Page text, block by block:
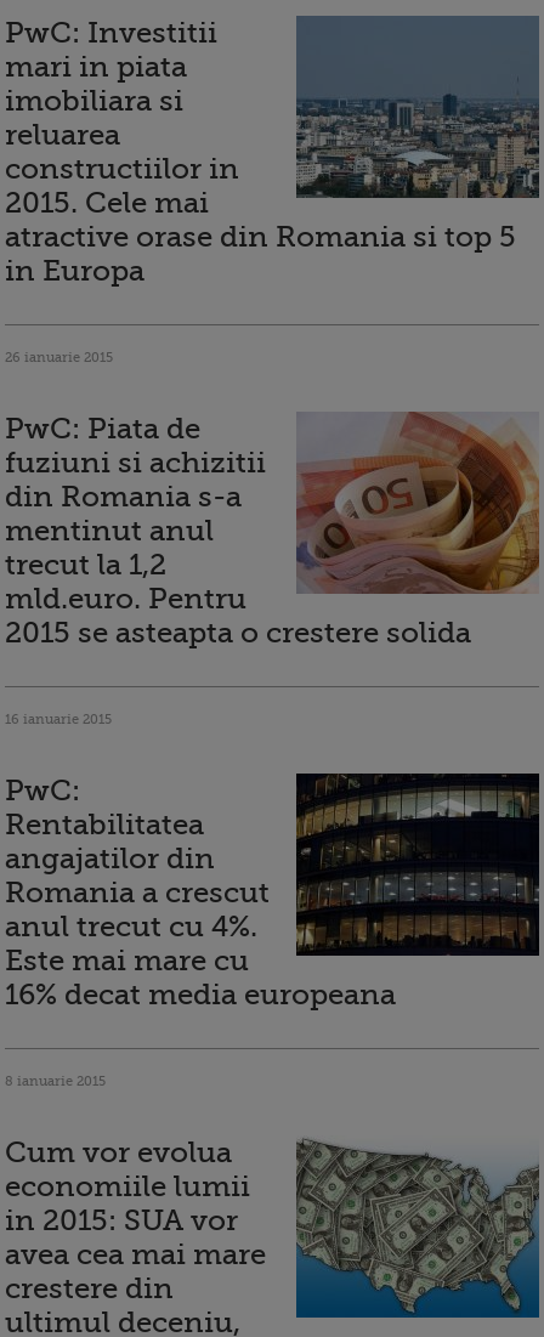
PwC: Investitii
mari in piata
imobiliara si
reluarea
constructiilor in
2015. Cele mai
atractive orase din Romania si top 5
in Europa
26 ianuarie 2015
PwC: Piata de
fuziuni si achizitii
din Romania s-a
mentinut anul
trecut la 1,2
mld.euro. Pentru
2015 se asteapta o crestere solida
16 ianuarie 2015
PwC:
Rentabilitatea
angajatilor din
Romania a crescut
anul trecut cu 4%.
Este mai mare cu
16% decat media europeana
8 ianuarie 2015
Cum vor evolua
economiile lumii
in 2015: SUA vor
avea cea mai mare
crestere din
ultimul deceniu,